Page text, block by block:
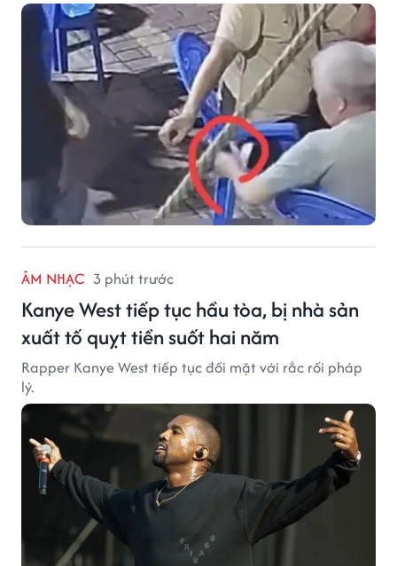
ÂM NHẠC 3 phút trước
Kanye West tiếp tục hầu tòa, bị nhà sản
xuất tố quỵt tiền suốt hai năm
Rapper Kanye West tiếp tục đối mặt với rắc rối pháp
lý.